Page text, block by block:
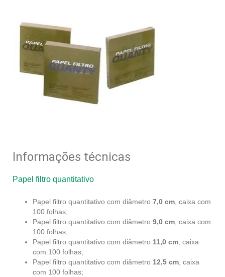
Informações técnicas
Papel filtro quantitativo
Papel filtro quantitativo com diâmetro 7,0 cm , caixa com
100 folhas;
Papel filtro quantitativo com diâmetro 9,0 cm , caixa com
100 folhas;
Papel filtro quantitativo com diâmetro 11,0 cm , caixa
com 100 folhas;
Papel filtro quantitativo com diâmetro 12,5 cm , caixa
com 100 folhas;